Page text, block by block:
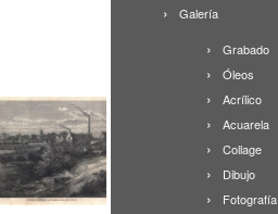
Galería
Grabado
Óleos
Acrílico
Acuarela
Collage
Dibujo
Fotografía